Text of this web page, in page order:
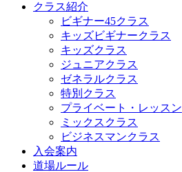
クラス紹介
ビギナー45クラス
キッズビギナークラス
キッズクラス
ジュニアクラス
ゼネラルクラス
特別クラス
プライベート・レッスン
ミックスクラス
ビジネスマンクラス
入会案内
道場ルール